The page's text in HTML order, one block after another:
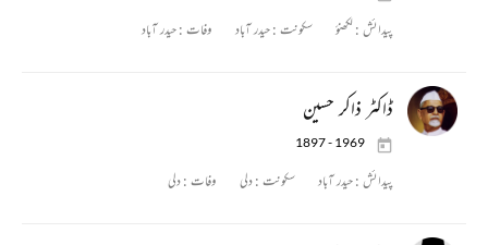
پیدائش : لکھنؤ سکونت :حیدر آباد وفات :حیدر آباد
ڈاکٹر ذاکر حسین
1897 - 1969
پیدائش :حیدر آباد سکونت :دلی وفات :دلی